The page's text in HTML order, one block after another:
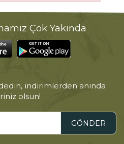
Çok Yakında
indirimlerden anında
olsun!
GÖNDER